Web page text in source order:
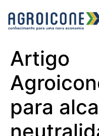
Artigo
para